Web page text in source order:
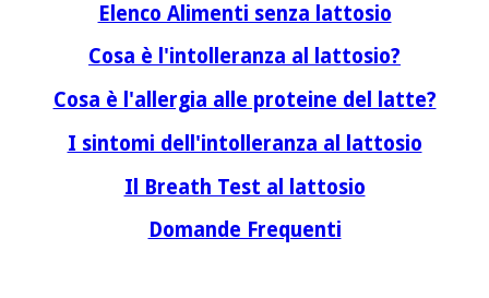
Elenco Alimenti senza lattosio
Cosa è l'intolleranza al lattosio?
Cosa è l'allergia alle proteine del latte?
I sintomi dell'intolleranza al lattosio
Il Breath Test al lattosio
Domande Frequenti